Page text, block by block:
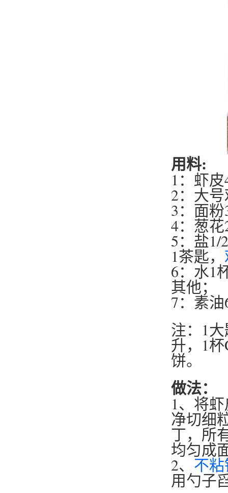
用料:
1：虾
2：大
3：面
4：葱
5：盐1/
1茶匙，
6：水1
其他；
7：素
注：1大
升，1
饼。
做法：
1、将
净切细
丁，所
均匀成
2、 不
用勺子